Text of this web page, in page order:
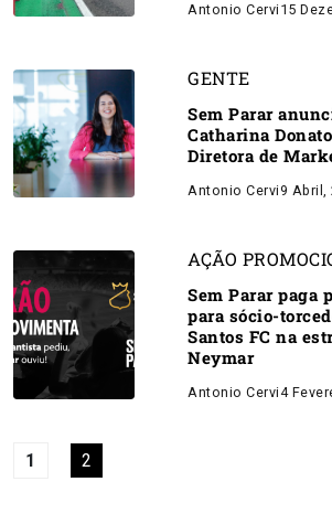
Antonio Cervi 15
GENTE
Sem Parar
Catharina
Diretora de
Antonio Cervi 9 Abril,
AÇÃO
Sem Parar paga
para sócio-
Santos FC na
Neymar
Antonio Cervi4
1 2